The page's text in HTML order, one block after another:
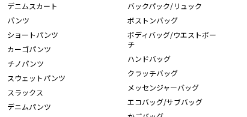
デニムスカート
パンツ
ショートパンツ
カーゴパンツ
チノパンツ
スウェットパンツ
スラックス
デニムパンツ
バックパック/リュック
ボストンバッグ
ボディバッグ/ウエストポー
チ
ハンドバッグ
クラッチバッグ
メッセンジャーバッグ
エコバッグ/サブバッグ